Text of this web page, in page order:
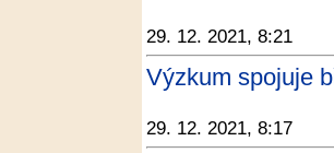
29. 12. 2021, 8:21
Výzkum spojuje
29. 12. 2021, 8:17